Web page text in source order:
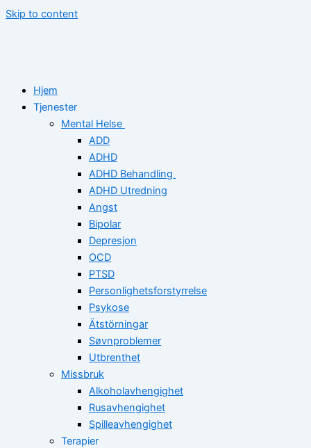
Skip to content
Hjem
Tjenester
Mental Helse
ADD
ADHD
ADHD Behandling
ADHD Utredning
Angst
Bipolar
Depresjon
OCD
PTSD
Personlighetsforstyrrelse
Psykose
Ätstörningar
Søvnproblemer
Utbrenthet
Missbruk
Alkoholavhengighet
Rusavhengighet
Spilleavhengighet
Terapier